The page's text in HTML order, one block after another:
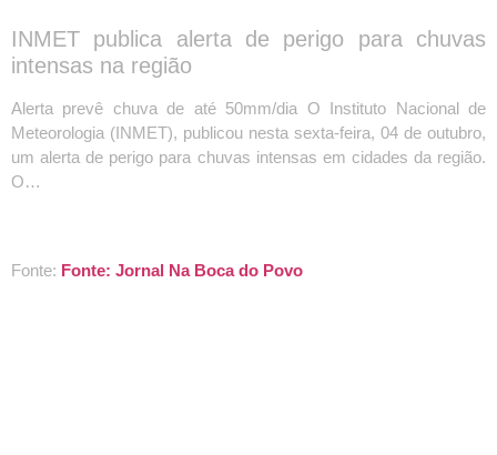
INMET publica alerta de perigo para chuvas
intensas na região
Alerta prevê chuva de até 50mm/dia O Instituto Nacional de
Meteorologia (INMET), publicou nesta sexta-feira, 04 de outubro,
um alerta de perigo para chuvas intensas em cidades da região.
O…
Fonte: Fonte: Jornal Na Boca do Povo